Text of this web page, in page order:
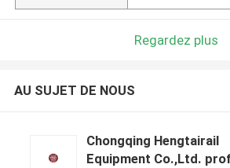
Regardez plus
AU SUJET DE NOUS
Chongqing Hengtairail
Equipment Co.,Ltd.